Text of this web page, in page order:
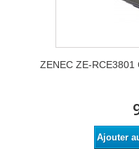
ZENEC ZE-RCE3801
Ajouter